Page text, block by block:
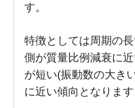
す。
特徴としては周期の
側が質量比例減衰に
が短い(振動数の大き
に近い傾向となります